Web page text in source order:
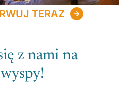
TERAZ
z nami na